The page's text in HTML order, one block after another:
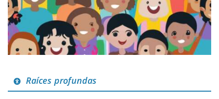
Raíces profundas